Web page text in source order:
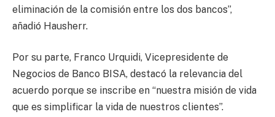
eliminación de la comisión entre los dos bancos”,
añadió Hausherr.
Por su parte, Franco Urquidi, Vicepresidente de
Negocios de Banco BISA, destacó la relevancia del
acuerdo porque se inscribe en “nuestra misión de vida
que es simplificar la vida de nuestros clientes”.